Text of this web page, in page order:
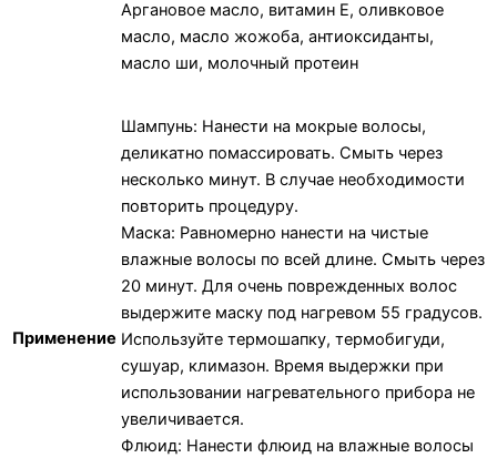
Аргановое масло, витамин Е, оливковое
масло, масло жожоба, антиоксиданты,
масло ши, молочный протеин
Применение
Шампунь: Нанести на мокрые волосы,
деликатно помассировать. Смыть через
несколько минут. В случае необходимости
повторить процедуру.
Маска: Равномерно нанести на чистые
влажные волосы по всей длине. Смыть через
20 минут. Для очень поврежденных волос
выдержите маску под нагревом 55 градусов.
Используйте термошапку, термобигуди,
сушуар, климазон. Время выдержки при
использовании нагревательного прибора не
увеличивается.
Флюид: Нанести флюид на влажные волосы